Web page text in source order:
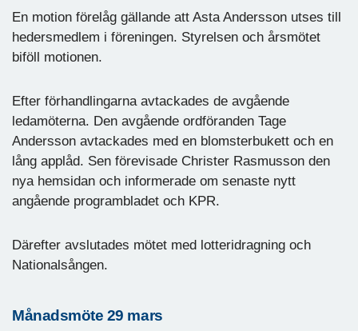
En motion förelåg gällande att Asta Andersson utses till
hedersmedlem i föreningen. Styrelsen och årsmötet
biföll motionen.
Efter förhandlingarna avtackades de avgående
ledamöterna. Den avgående ordföranden Tage
Andersson avtackades med en blomsterbukett och en
lång applåd. Sen förevisade Christer Rasmusson den
nya hemsidan och informerade om senaste nytt
angående programbladet och KPR.
Därefter avslutades mötet med lotteridragning och
Nationalsången.
Månadsmöte 29 mars